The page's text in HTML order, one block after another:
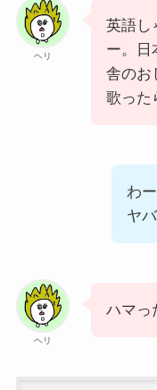
ヘリ
英語し
ー。日
舎のお
歌った
わ
ヤ
ヘリ
ハマっ